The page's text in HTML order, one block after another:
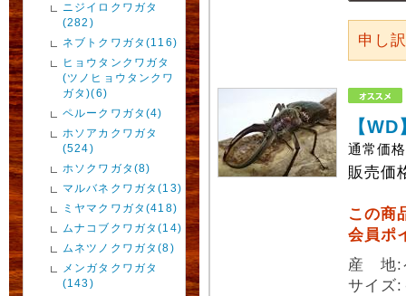
ニジイロクワガタ
(282)
ネブトクワガタ(116)
ヒョウタンクワガタ
(ツノヒョウタンクワ
ガタ)(6)
ペルークワガタ(4)
ホソアカクワガタ
(524)
ホソクワガタ(8)
マルバネクワガタ(13)
ミヤマクワガタ(418)
ムナコブクワガタ(14)
ムネツノクワガタ(8)
メンガタクワガタ
(143)
申し
【
通常価
販売価
この商
会員ポ
産 地:
サイ